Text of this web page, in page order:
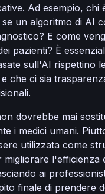
Ad esempio, chi
un algoritmo di AI
E come
pazienti? È
sull'AI rispettino
che ci sia
dovrebbe mai
i medici umani.
utilizzata come
l'efficienza
ai
finale di prendere